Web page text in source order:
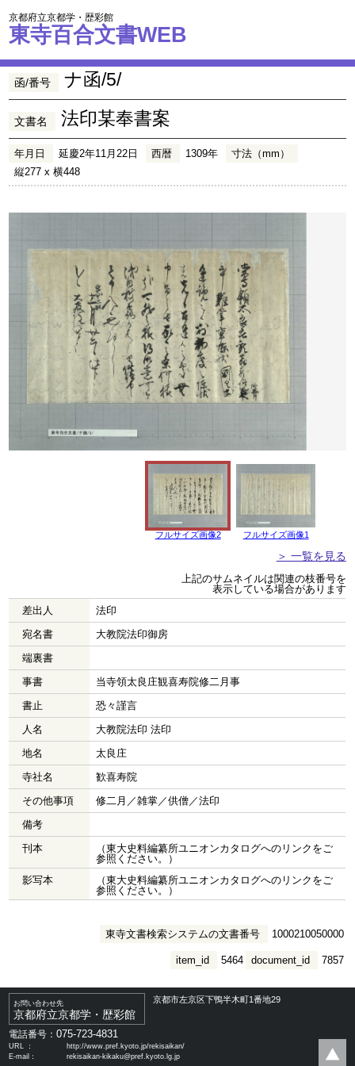
京都府立京都学・歴彩館
東寺百合文書WEB
函/番号 ナ函/5/
文書名 法印某奉書案
年月日 延慶2年11月22日 西暦 1309年
寸法（mm）
縦277 x 横448
フルサイズ画像2 フルサイズ画像1
＞ 一覧を見る
上記のサムネイルは関連の枝番号を
表示している場合があります
差出人
法印
宛名書
大教院法印御房
端裏書
事書
当寺領太良庄観喜寿院修二月事
書止
恐々謹言
人名
大教院法印 法印
地名
太良庄
寺社名
歓喜寿院
その他事項
修二月／雑掌／供僧／法印
備考
刊本
（東大史料編纂所ユニオンカタログへのリンクをご
参照ください。）
影写本
（東大史料編纂所ユニオンカタログへのリンクをご
参照ください。）
東寺文書検索システムの文書番号 1000210050000
document_id 7857
item_id 5464
お問い合わせ先
京都府立京都学・歴彩館
京都市左京区下鴨半木町1番地29
電話番号：075-723-4831
URL ：
http://www.pref.kyoto.jp/rekisaikan/
E-mail：
rekisaikan-kikaku@pref.kyoto.lg.jp